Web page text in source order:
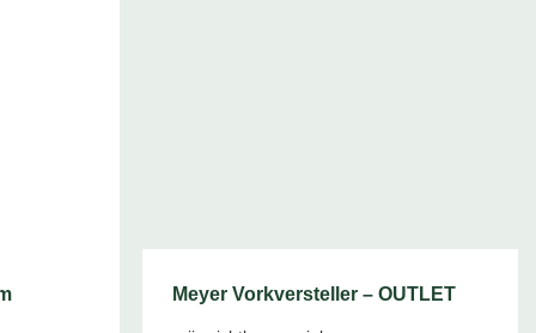
Meyer Vorkversteller – OUTLET